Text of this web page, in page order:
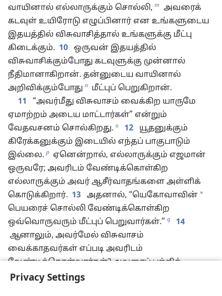
Privacy Settings
வாயினால் எல்லாருக்கும் சொல்லி, m
அவரைக்
கடவுள் உயிரோடு எழுப்பினார் என உங்களுடைய
இதயத்தில் விசுவாசித்தால் உங்களுக்கு மீட்பு
கிடைக்கும். 10 ஒருவன் இதயத்தில்
விசுவாசிக்கும்போது கடவுளுக்கு முன்னால்
நீதிமானாகிறான். தன்னுடைய வாயினால்
அறிவிக்கும்போது n
மீட்புப் பெறுகிறான்.
11
“அவர்மீது விசுவாசம் வைக்கிற யாருமே
ஏமாற்றம் அடைய மாட்டார்கள்” என்றும்
வேதவசனம் சொல்கிறது. o 12
யூதனுக்கும்
கிரேக்கனுக்கும் இடையில் எந்தப் பாகுபாடும்
இல்லை. p
ஏனென்றால், எல்லாருக்கும் எஜமான்
ஒருவரே; அவரிடம் வேண்டிக்கொள்கிற
எல்லாருக்கும் அவர் ஆசீர்வாதங்களை அள்ளிக்
கொடுக்கிறார். 13 அதனால், “யெகோவாவின் *
பெயரைச் சொல்லி வேண்டிக்கொள்கிற
ஒவ்வொருவரும் மீட்புப் பெறுவார்கள்.” q
14
ஆனாலும், அவர்மேல் விசுவாசம்
வைக்காதவர்கள் எப்படி அவரிடம்
வேண்டிக்கொள்வார்கள்? அவரைப் பற்றிக்
கேள்விப்படாதவர்கள் எப்படி அவர்மேல் விசுவாசம்